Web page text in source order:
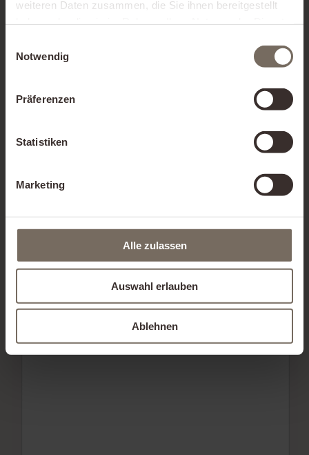
weiteren Daten zusammen, die Sie ihnen bereitgestellt
Notwendig
Präferenzen
Statistiken
Marketing
Alle zulassen
Auswahl erlauben
Ablehnen